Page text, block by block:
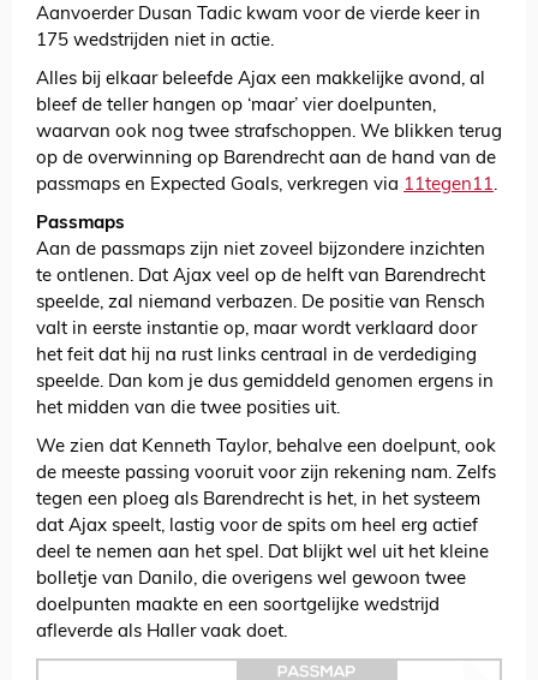
Aanvoerder Dusan Tadic kwam voor de vierde keer in
175 wedstrijden niet in actie.
Alles bij elkaar beleefde Ajax een makkelijke avond, al
bleef de teller hangen op ‘maar’ vier doelpunten,
waarvan ook nog twee strafschoppen. We blikken terug
op de overwinning op Barendrecht aan de hand van de
passmaps en Expected Goals, verkregen via 11tegen11.
Passmaps
Aan de passmaps zijn niet zoveel bijzondere inzichten
te ontlenen. Dat Ajax veel op de helft van Barendrecht
speelde, zal niemand verbazen. De positie van Rensch
valt in eerste instantie op, maar wordt verklaard door
het feit dat hij na rust links centraal in de verdediging
speelde. Dan kom je dus gemiddeld genomen ergens in
het midden van die twee posities uit.
We zien dat Kenneth Taylor, behalve een doelpunt, ook
de meeste passing vooruit voor zijn rekening nam. Zelfs
tegen een ploeg als Barendrecht is het, in het systeem
dat Ajax speelt, lastig voor de spits om heel erg actief
deel te nemen aan het spel. Dat blijkt wel uit het kleine
bolletje van Danilo, die overigens wel gewoon twee
doelpunten maakte en een soortgelijke wedstrijd
afleverde als Haller vaak doet.